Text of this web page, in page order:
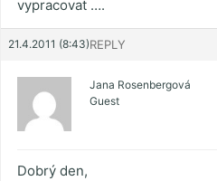
vypracovat ….
21.4.2011 (8:43)REPLY
Jana Rosenbergová
Guest
Dobrý den,